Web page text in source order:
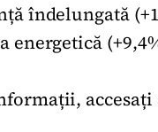
îndelungată
energetică